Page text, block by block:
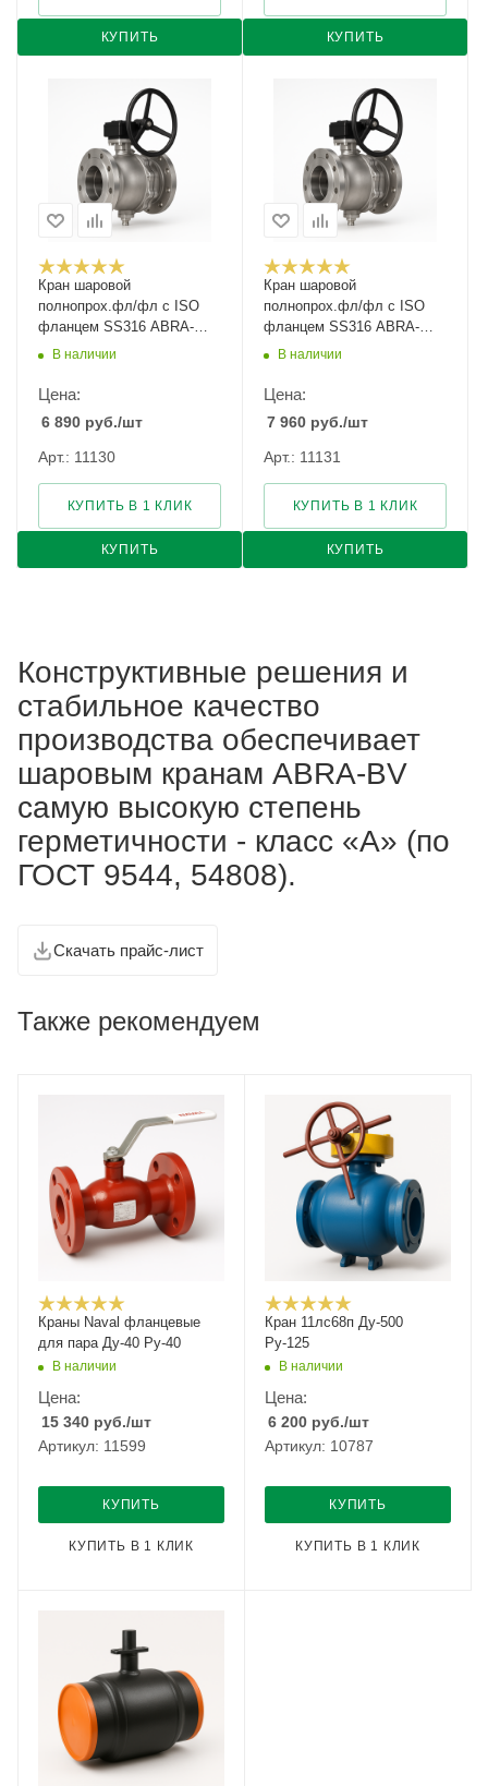
КУПИТЬ КУПИТЬ
Кран шаровой
полнопрох.фл/фл с ISO
фланцем SS316 ABRA-
BV41-250 Ду-250 Ру-40
В наличии
Цена:
6 890 руб./шт
Арт.: 11130
КУПИТЬ
КУПИТЬ В 1 КЛИК
Кран шаровой
полнопрох.фл/фл с ISO
фланцем SS316 ABRA-
BV41-300 Ду-300 Ру-40
В наличии
Цена:
7 960 руб./шт
Арт.: 11131
КУПИТЬ
КУПИТЬ В 1 КЛИК
Конструктивные решения и
стабильное качество
производства обеспечивает
шаровым кранам ABRA-BV
самую высокую степень
герметичности - класс «А» (по
ГОСТ 9544, 54808).
Скачать прайс-лист
Также рекомендуем
Краны Naval фланцевые
для пара Ду-40 Ру-40
В наличии
Цена:
15 340 руб./шт
Артикул: 11599
КУПИТЬ
КУПИТЬ В 1 КЛИК
Кран 11лс68п Ду-500
Ру-125
В наличии
Цена:
6 200 руб./шт
Артикул: 10787
КУПИТЬ
КУПИТЬ В 1 КЛИК